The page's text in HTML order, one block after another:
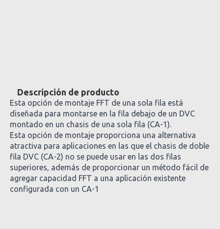
Descripción de producto
Esta opción de montaje FFT de una sola fila está
diseñada para montarse en la fila debajo de un DVC
montado en un chasis de una sola fila (CA-1).
Esta opción de montaje proporciona una alternativa
atractiva para aplicaciones en las que el chasis de doble
fila DVC (CA-2) no se puede usar en las dos filas
superiores, además de proporcionar un método fácil de
agregar capacidad FFT a una aplicación existente
configurada con un CA-1